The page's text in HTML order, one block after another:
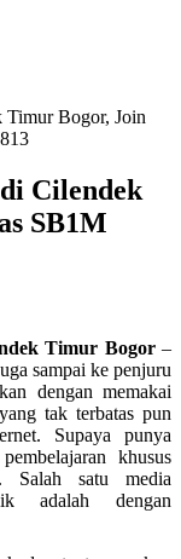
Bogor, Join
Cilendek
SB1M
Timur Bogor–
sampai ke penjuru
dengan memakai
tak terbatas pun
Supaya punya
khusus
Salah satu media
adalah dengan